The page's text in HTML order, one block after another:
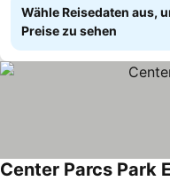
Wähle Reisedaten aus,
Preise zu sehen
Center Parcs Park